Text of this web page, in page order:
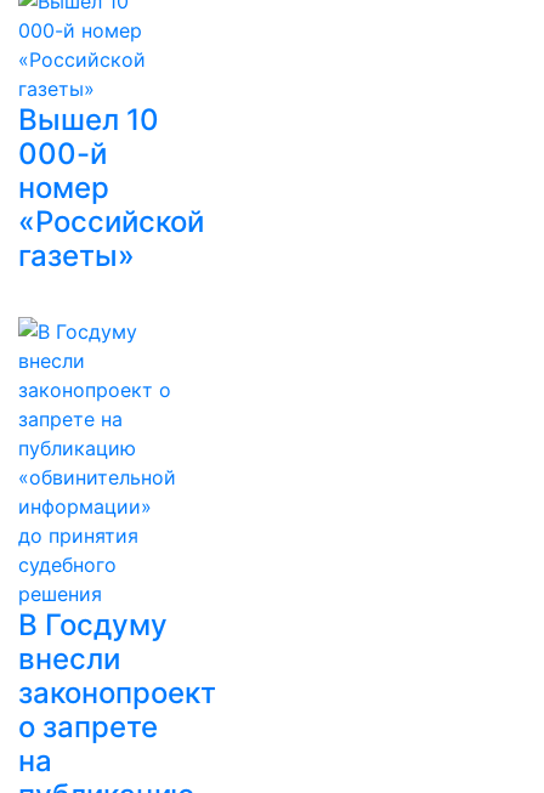
Вышел 10
000-й
номер
«Российской
газеты»
В Госдуму
внесли
законопроект
о запрете
на